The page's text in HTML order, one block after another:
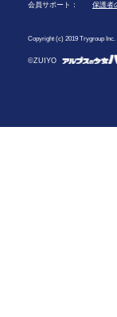
会員サポート： 保護者
Copyright (c) 2019 Trygroup
©ZUIYO